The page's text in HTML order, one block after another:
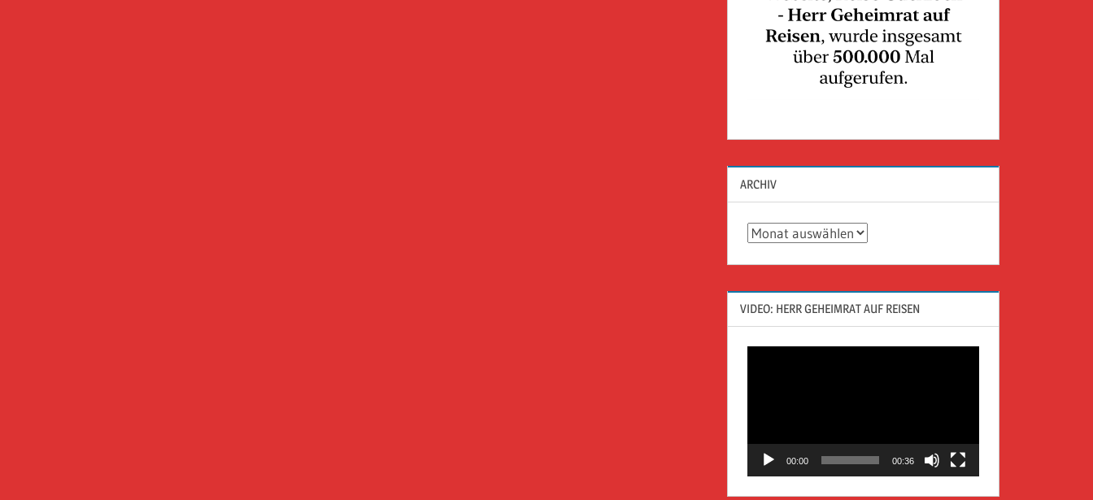
ARCHIV
Archiv
VIDEO: HERR GEHEIMRAT AUF REISEN
00:00 00:36